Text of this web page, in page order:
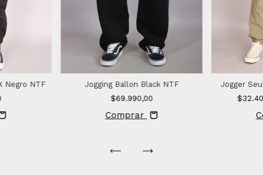
Negro NTF
Jogging Ballon Black NTF
$69.990,00
Comprar
Jogger